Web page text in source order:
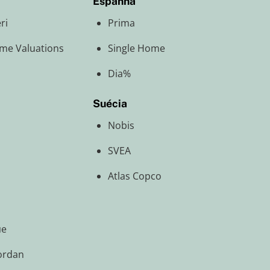
Valuations
Prima
Single Home
Dia%
Suécia
Nobis
SVEA
Atlas Copco